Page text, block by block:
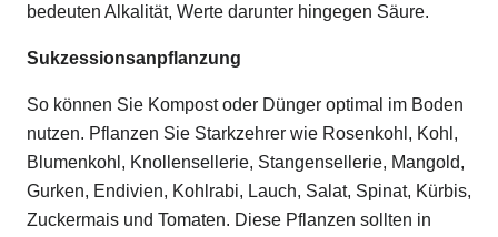
bedeuten Alkalität, Werte darunter hingegen Säure.
Sukzessionsanpflanzung
So können Sie Kompost oder Dünger optimal im Boden
nutzen. Pflanzen Sie Starkzehrer wie Rosenkohl, Kohl,
Blumenkohl, Knollensellerie, Stangensellerie, Mangold,
Gurken, Endivien, Kohlrabi, Lauch, Salat, Spinat, Kürbis,
Zuckermais und Tomaten. Diese Pflanzen sollten in